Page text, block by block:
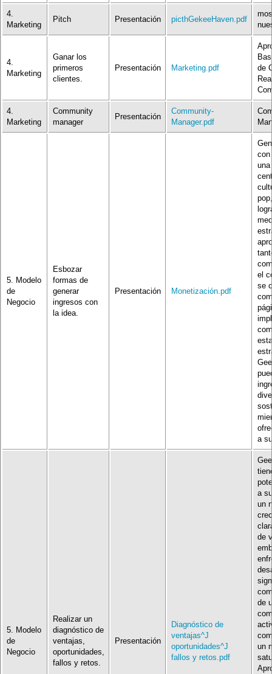
4.
Marketing
Pitch Presentación picthGekeeHaven.pdf
4.
Marketing
Ganar los
primeros
clientes.
Presentación Marketing.pdf
de
4.
Marketing
Community
manager
Presentación
Community-
Manager.pdf
5. Modelo
de
Negocio
Esbozar
formas de
generar
ingresos con
la idea.
Presentación Monetización.pdf
con
el
se
a
5. Modelo
de
Negocio
Realizar un
diagnóstico de
ventajas,
oportunidades,
fallos y retos.
Presentación
Diagnóstico de
ventajas^J
oportunidades^J
fallos y retos.pdf
a
un
de
de
un